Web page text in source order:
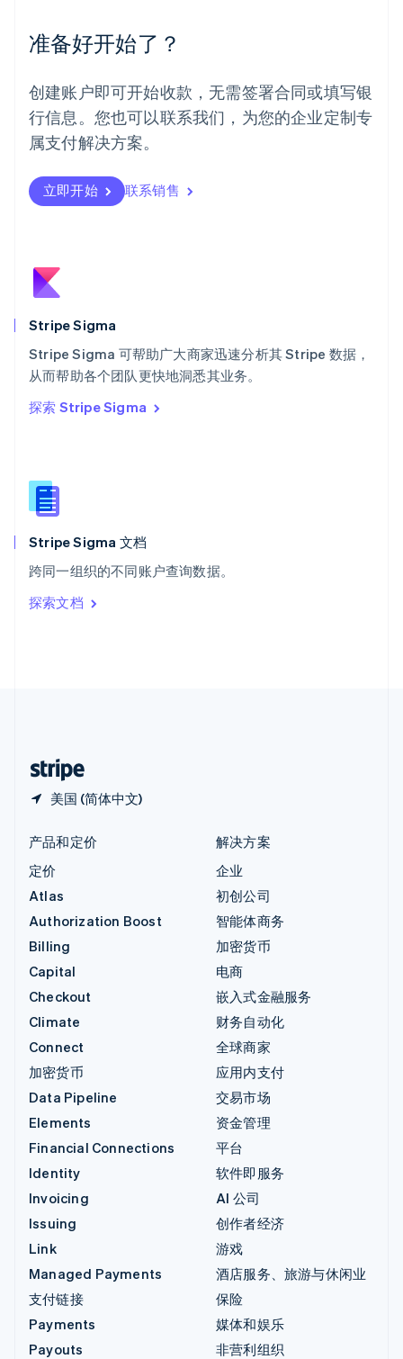
准备好开始了？
创建账户即可开始收款，无需签署合同或填写银
行信息。您也可以联系我们，为您的企业定制专
属支付解决方案。
立即开始 联系销售
Stripe Sigma
Stripe Sigma 可帮助广大商家迅速分析其 Stripe 数据，
从而帮助各个团队更快地洞悉其业务。
探索 Stripe Sigma
Stripe Sigma 文档
跨同一组织的不同账户查询数据。
探索文档
美国 (简体中文)
挪威
葡萄牙
Português English
日本
日本語English
瑞典
瑞士
DeutschFrançais
English
斯洛文尼亚
泰国
ไทยEnglish
希腊
English
西班牙
新西兰
English
匈牙利
English
ItalianoEnglish
印度
English
产品和定价
定价
Atlas
Authorization Boost
Billing
Capital
Checkout
Climate
Connect
加密货币
Data Pipeline
Elements
Financial Connections
Identity
Invoicing
Issuing
Link
Managed Payments
支付链接
Payments
Payouts
解决方案
企业
初创公司
智能体商务
加密货币
电商
嵌入式金融服务
财务自动化
全球商家
应用内支付
交易市场
资金管理
平台
软件即服务
AI 公司
创作者经济
游戏
酒店服务、旅游与休闲业
保险
媒体和娱乐
非营利组织